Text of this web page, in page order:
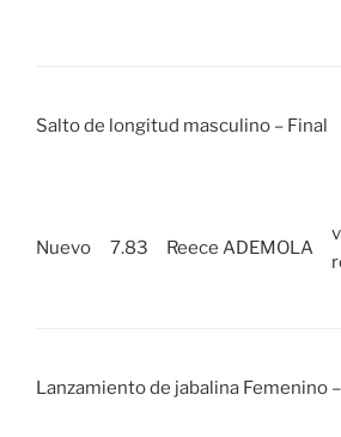
Salto de longitud masculino – Final
Nuevo 7.83 Reece ADEMOLA
Lanzamiento de jabalina Femenino